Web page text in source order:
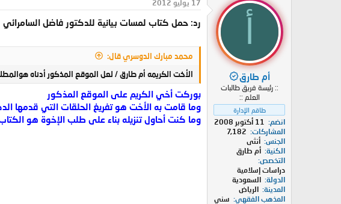
أم طارق
:: رئيسة فريق طالبات
العلم ::
طاقم الإدارة
انضم
11 أكتوبر 2008
المشاركات
7,182
الجنس أنثى
الكنية أم طارق
التخصص
دراسات إسلامية
الدولة السعودية
المدينة الرياض
المذهب الفقهي
سني
17 يوليو 2012
رد: حمل كتاب لمسات بيانية للدكتور فاضل السامرائي
محمد مبارك الدوسري قال:
الأخت الكريمه أم طارق / لعل الموقع المذكور أدناه
بوركت أخي الكريم على الموقع المذكور
وما قامت به الأخت هو تفريغ الحلقات التي قدمها
وما كنت أحاول تنزيله بناء على طلب الإخوة هو